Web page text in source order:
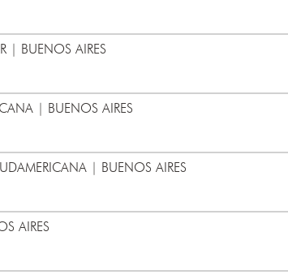
| BUENOS AIRES
| BUENOS AIRES
| BUENOS AIRES
AIRES